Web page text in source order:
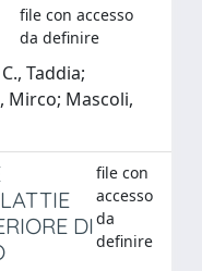
file con accesso
da definire
Taddia;
Mirco; Mascoli,
DI
file con
accesso
da
definire